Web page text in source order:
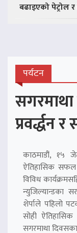
बढाइएको
पर्यटन
सगरमाथा
प्रवर्द्धन
काठमाडौं, १५
ऐतिहासिक
विविध
न्युजिल्यान्डका
शेर्पाले पहिलो
सोही
सगरमाथा